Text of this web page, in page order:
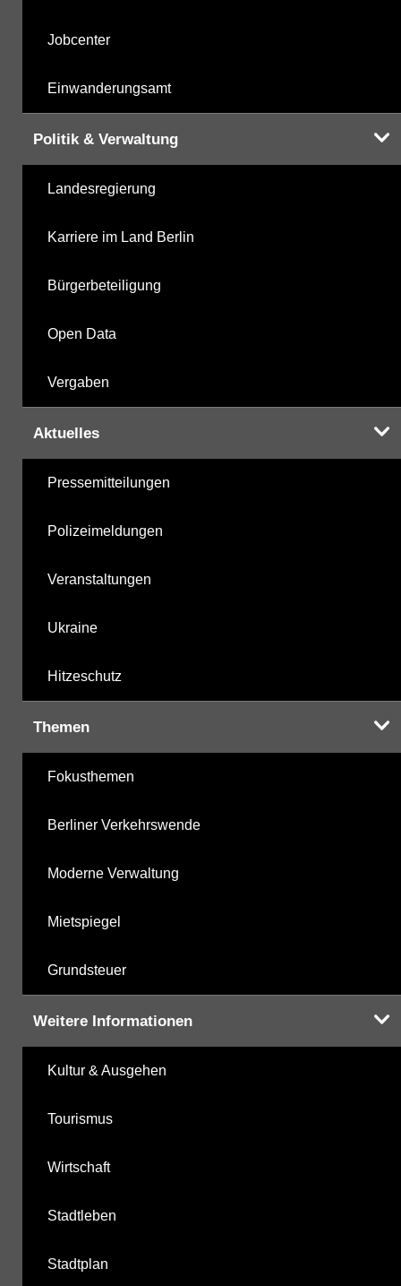
Jobcenter
Einwanderungsamt
Politik & Verwaltung
Landesregierung
Karriere im Land Berlin
Bürgerbeteiligung
Open Data
Vergaben
Aktuelles
Pressemitteilungen
Polizeimeldungen
Veranstaltungen
Ukraine
Hitzeschutz
Themen
Fokusthemen
Berliner Verkehrswende
Moderne Verwaltung
Mietspiegel
Grundsteuer
Weitere Informationen
Kultur & Ausgehen
Tourismus
Wirtschaft
Stadtleben
Stadtplan